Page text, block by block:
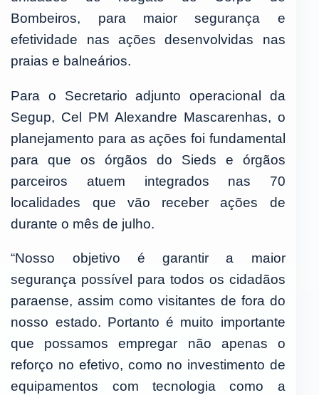
Bombeiros, para maior segurança e
efetividade nas ações desenvolvidas nas
praias e balneários.
Para o Secretario adjunto operacional da
Segup, Cel PM Alexandre Mascarenhas, o
planejamento para as ações foi fundamental
para que os órgãos do Sieds e órgãos
parceiros atuem integrados nas 70
localidades que vão receber ações de
durante o mês de julho.
“Nosso objetivo é garantir a maior
segurança possível para todos os cidadãos
paraense, assim como visitantes de fora do
nosso estado. Portanto é muito importante
que possamos empregar não apenas o
reforço no efetivo, como no investimento de
equipamentos com tecnologia como a